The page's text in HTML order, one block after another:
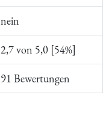
nein
2,7 von 5,0 [54%]
91 Bewertungen